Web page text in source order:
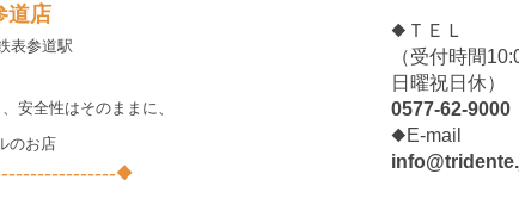
道店
表参道駅
安全性はそのままに、
のお店
◆
◆ＴＥＬ
（受付時間
日曜祝日休）
0577-62-9000
◆E-mail